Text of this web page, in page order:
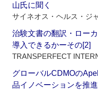
山氏に聞く
サイネオス・ヘルス・ジ
治験文書の翻訳・ロー
導入できるかーその[2]
TRANSPERFECT
グローバルCDMOの
品イノベーションを推進